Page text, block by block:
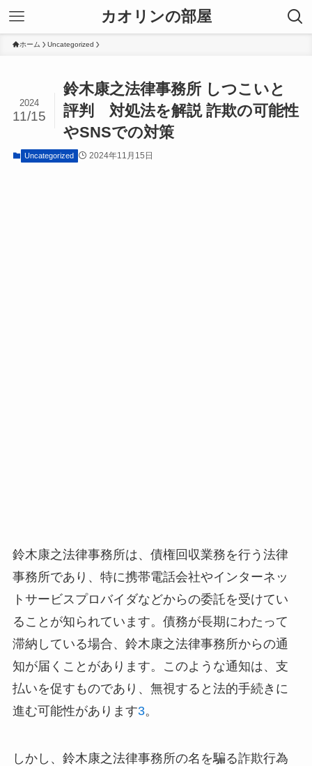
カオリンの部屋
ホーム Uncategorized
鈴木康之法律事務所 しつこいと
評判 対処法を解説 詐欺の可能性
やSNSでの対策
2024
11/15
Uncategorized 2024年11月15日
鈴木康之法律事務所は、債権回収業務を行う法律
事務所であり、特に携帯電話会社やインターネッ
トサービスプロバイダなどからの委託を受けてい
ることが知られています。債務が長期にわたって
滞納している場合、鈴木康之法律事務所からの通
知が届くことがあります。このような通知は、支
払いを促すものであり、無視すると法的手続きに
進む可能性があります3。
しかし、鈴木康之法律事務所の名を騙る詐欺行為